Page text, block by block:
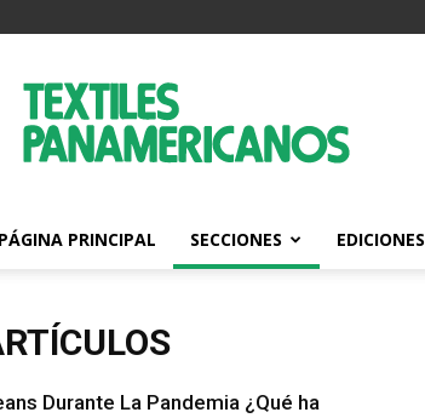
Textiles
Panamericanos
PÁGINA PRINCIPAL SECCIONES EDICIONES
Durante La Pandemia ¿Qué ha